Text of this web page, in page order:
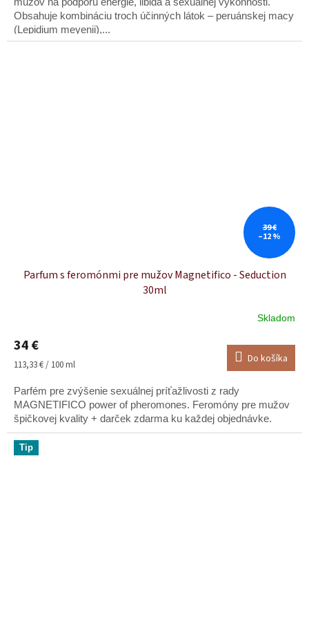
hviezdičiek.
mužov na podporu energie, libida a sexuálnej výkonnosti.
Obsahuje kombináciu troch účinných látok – peruánskej macy
(Lepidium meyenii),...
39 €
–12 %
Parfum s feromónmi pre mužov Magnetifico - Seduction
30ml
produktu
je
z
5
hviezdičiek.
Skladom
34 €
Jednotková
113,33 € / 100 ml Do košíka
Parfém pre zvýšenie sexuálnej príťažlivosti z rady
MAGNETIFICO power of pheromones. Feromóny pre mužov
špičkovej kvality + darček zdarma ku každej objednávke.
Tip